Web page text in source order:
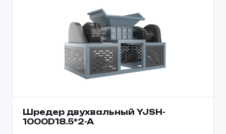
Шредер двухвальный YJSH-
1000D18.5*2-A